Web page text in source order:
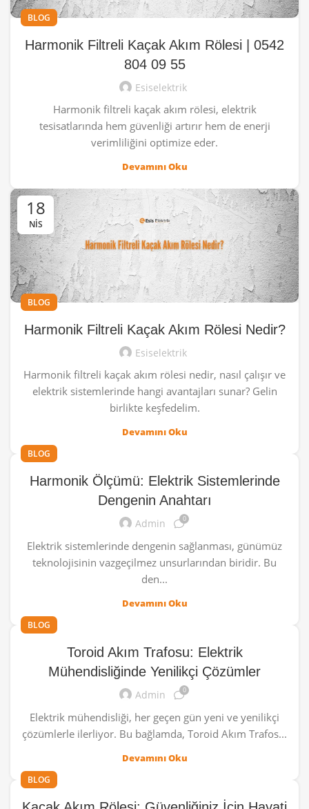
BLOG
Harmonik Filtreli Kaçak Akım Rölesi | 0542
804 09 55
Esiselektrik
Harmonik filtreli kaçak akım rölesi, elektrik
tesisatlarında hem güvenliği artırır hem de enerji
verimliliğini optimize eder.
Devamını Oku
18
NIS
BLOG
Harmonik Filtreli Kaçak Akım Rölesi Nedir?
Esiselektrik
Harmonik filtreli kaçak akım rölesi nedir, nasıl çalışır ve
elektrik sistemlerinde hangi avantajları sunar? Gelin
birlikte keşfedelim.
Devamını Oku
BLOG
Harmonik Ölçümü: Elektrik Sistemlerinde
Dengenin Anahtarı
Admin 0
Elektrik sistemlerinde dengenin sağlanması, günümüz
teknolojisinin vazgeçilmez unsurlarından biridir. Bu
den...
Devamını Oku
BLOG
Toroid Akım Trafosu: Elektrik
Mühendisliğinde Yenilikçi Çözümler
Admin 0
Elektrik mühendisliği, her geçen gün yeni ve yenilikçi
çözümlerle ilerliyor. Bu bağlamda, Toroid Akım Trafos...
Devamını Oku
BLOG